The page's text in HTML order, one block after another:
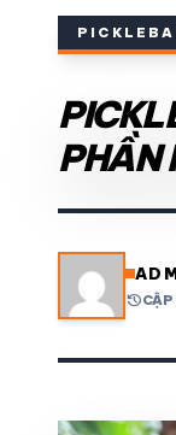
THỂ THAO
THỂ THAO
LỊCH THI ĐẤU
PHẦN
history